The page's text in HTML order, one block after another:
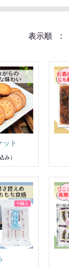
表示順 :
ット
み）